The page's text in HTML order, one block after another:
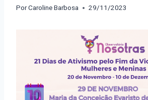
PorCaroline Barbosa 29/11/2023